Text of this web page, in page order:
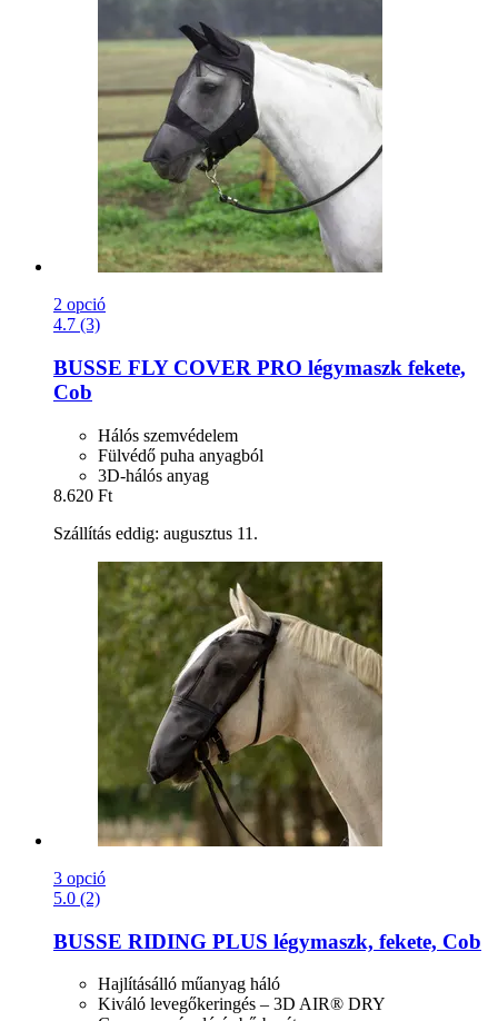
2 opció
4.7 (3)
BUSSE FLY COVER PRO légymaszk fekete,
Cob
Hálós szemvédelem
Fülvédő puha anyagból
3D-hálós anyag
8.620 Ft
Szállítás eddig: augusztus 11.
3 opció
5.0 (2)
BUSSE RIDING PLUS légymaszk, fekete, Cob
Hajlításálló műanyag háló
Kiváló levegőkeringés – 3D AIR® DRY